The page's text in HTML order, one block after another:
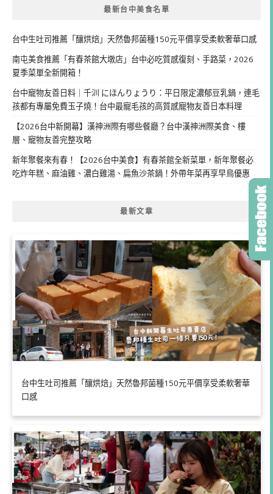
最新台中美食名單
台中生吐司推薦「釀烘焙」天然魯邦菌種150元平價享受柔軟奢華口感
南屯美食推薦「有春茶館大墩店」台中必吃質感復刻、手路菜，2026
夏季菜單全新開箱！
台中寵物友善日料｜千汌 にほんりょうり：平日限定濃郁豆乳鍋，連毛
孩都有專屬免費玉子燒！台中最寵毛孩的高質感寵物友善日本料理
【2026台中新開幕】漢神洲際有哪些餐廳？台中漢神洲際美食、樓
層、寵物友善完整攻略
新年聚餐來有春！【2026台中美食】有春茶館全新菜單，新年聚餐必
吃炸年糕、麻油雞、濃白雞湯、扁魚沙茶鍋！外帶年菜再享早鳥優惠
最新文章
台中生吐司推薦「釀烘焙」天然魯邦菌種150元平價享受柔軟奢華
口感